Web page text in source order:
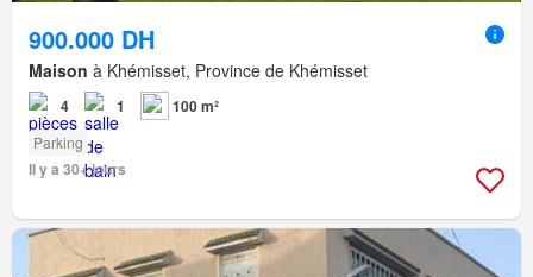
900.000 DH
Maison à Khémisset, Province de Khémisset
4 1 100 m²
Parking
Il y a 30+ jours